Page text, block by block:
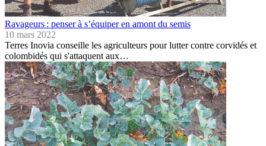
Ravageurs : penser à s’équiper en amont du semis
10 mars 2022
Terres Inovia conseille les agriculteurs pour lutter contre corvidés et
colombidés qui s'attaquent aux…